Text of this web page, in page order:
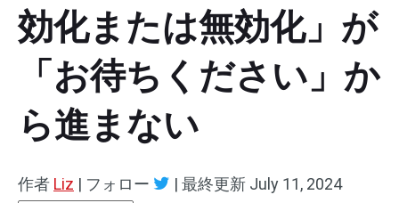
効化または無効化」が
「お待ちください」か
ら進まない
作者 Liz | フォロー | 最終更新 July 11, 2024